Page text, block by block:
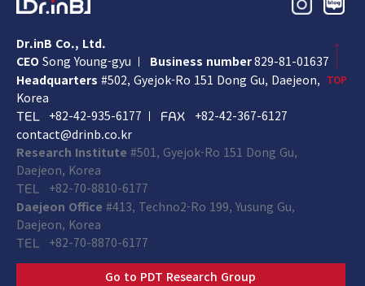
Dr.inB Co., Ltd.
CEO Song Young-gyu Business number829-81-01637
Headquarters #502, Gyejok-Ro 151 Dong Gu, Daejeon,
Korea
TEL +82-42-935-6177 FAX
+82-42-367-6127
contact@drinb.co.kr
Research Institute #501, Gyejok-Ro 151 Dong Gu,
Daejeon, Korea
TEL
+82-70-8810-6177
Daejeon Office #413, Techno2-Ro 199, Yusung Gu,
Daejeon, Korea
TEL +82-70-8870-6177
Go to PDT Research Group
TOP